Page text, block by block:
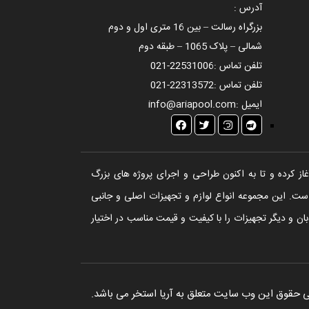
آدرس :
بزرگراه رسالت – بین 16 متری اول و دوم
شمالی – پلاک 1065 – طبقه دوم
تلفن تماس :021-22531006
تلفن تماس :021-22313572
ایمیل :info@ariapool.com
سونا و جکوزی آغاز کرده و تا به اکنون طراحی و اجرای پروژه های بزرگ
این مجموعه انواع لوازم و تجهیزات اصلی و جانبی
و دیگر تجهیزات را با کیفیت و قیمت مناسب در اختیار
حقوق این وب سایت متعلق به آریا استخر می باشد.